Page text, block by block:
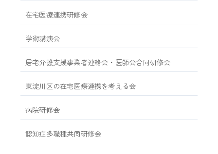
在宅医療連携研修会
学術講演会
居宅介護支援事業者連絡会・医師会合同研修会
東淀川区の在宅医療連携を考える会
病院研修会
認知症多職種共同研修会